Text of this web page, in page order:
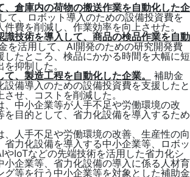
、倉庫内の荷物の搬送作業を自動化した企
て、ロボット導入のための設備投資費を
件費を削減し、作業効率を向上させた。
識技術を導入して、商品の検品作業を自動
を活用して、AI開発のための研究開発費
したところ、検品にかかる時間を大幅に短
抑制した。
、製造工程を自動化した企業。
補助金
設備導入のための設備投資費を支援したと
させ、コストを削減した。
、中小企業等が人手不足や労働環境の改
を目的として、省力化設備を導入するため
、人手不足や労働環境の改善、生産性の向
省力化設備を導入する中小企業等、ロボッ
やIoTなどの先端技術を活用した省力化シ
小企業等、省力化設備の導入に係る人材育
グ等を行う中小企業等を対象とした補助金